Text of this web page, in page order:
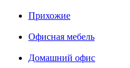
Прихожие
Офисная мебель
Домашний офис